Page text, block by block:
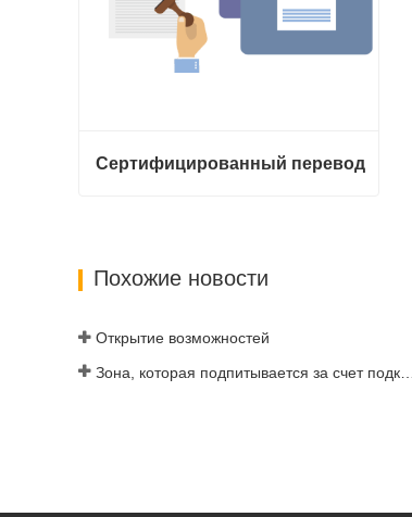
Сертифицированный перевод
Похожие новости
Открытие возможностей